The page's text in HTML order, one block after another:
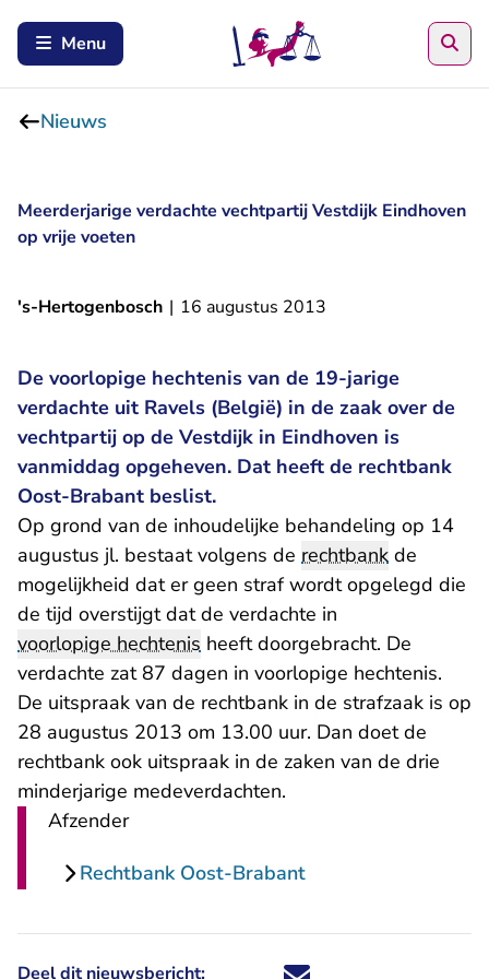
Menu
Nieuws
Meerderjarige verdachte vechtpartij Vestdijk Eindhoven
op vrije voeten
's-Hertogenbosch | 16 augustus 2013
De voorlopige hechtenis van de 19-jarige
verdachte uit Ravels (België) in de zaak over de
vechtpartij op de Vestdijk in Eindhoven is
vanmiddag opgeheven. Dat heeft de rechtbank
Oost-Brabant beslist.
Op grond van de inhoudelijke behandeling op 14
augustus jl. bestaat volgens de rechtbank de
mogelijkheid dat er geen straf wordt opgelegd die
de tijd overstijgt dat de verdachte in
voorlopige hechtenis heeft doorgebracht. De
verdachte zat 87 dagen in voorlopige hechtenis.
De uitspraak van de rechtbank in de strafzaak is op
28 augustus 2013 om 13.00 uur. Dan doet de
rechtbank ook uitspraak in de zaken van de drie
minderjarige medeverdachten.
Afzender
Rechtbank Oost-Brabant
Deel dit nieuwsbericht: Deel dit nieuwsbericht via X -
Deel dit nieuwsbericht via
Deel dit nieuwsbericht
Deel dit